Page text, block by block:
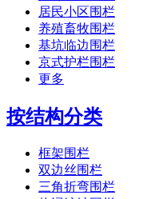
居民小区围栏
养殖畜牧围栏
基坑临边围栏
京式护栏围栏
更多
按结构分类
框架围栏
双边丝围栏
三角折弯围栏